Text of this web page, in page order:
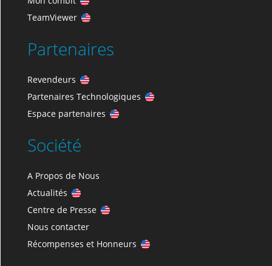
TeamViewer
Partenaires
Revendeurs
Partenaires Technologiques
Espace partenaires
Société
A Propos de Nous
Actualités
Centre de Presse
Nous contacter
Récompenses et Honneurs